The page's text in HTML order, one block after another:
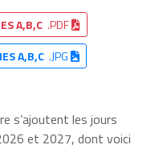
A,B,C .PDF
A,B,C.JPG
s’ajoutent les jours
et 2027, dont voici